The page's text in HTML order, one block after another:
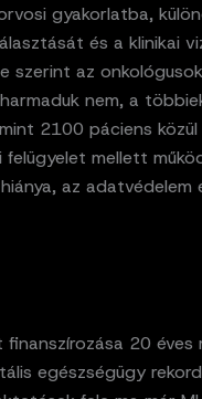
gyakorlatba,
és a klinikai
szerint az
nem, a
2100 páciens
mellett
az adatvédelem
20 éves
egészségügy